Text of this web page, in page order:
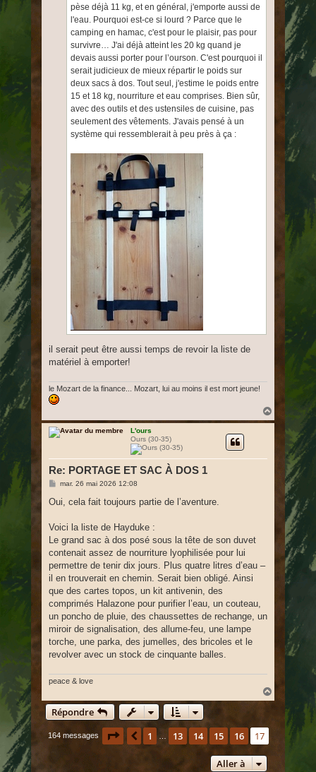
pèse déjà 11 kg, et en général, j'emporte aussi de
l'eau. Pourquoi est-ce si lourd ? Parce que le
camping en hamac, c'est pour le plaisir, pas pour
survivre… J'ai déjà atteint les 20 kg quand je
devais aussi porter pour l’ourson. C'est pourquoi il
serait judicieux de mieux répartir le poids sur
deux sacs à dos. Tout seul, j'estime le poids entre
15 et 18 kg, nourriture et eau comprises. Bien sûr,
avec des outils et des ustensiles de cuisine, pas
seulement des vêtements. J'avais pensé à un
système qui ressemblerait à peu près à ça :
il serait peut être aussi temps de revoir la liste de
matériel à emporter!
le Mozart de la finance... Mozart, lui au moins il est mort jeune!
a
L'ours
Ours (30-35)
Re: PORTAGE ET SAC À DOS 1
M
s
g
mar. 26 mai 2026 12:08
Oui, cela fait toujours partie de l’aventure.
Voici la liste de Hayduke :
Le grand sac à dos posé sous la tête de son duvet
contenait assez de nourriture lyophilisée pour lui
permettre de tenir dix jours. Plus quatre litres d’eau –
il en trouverait en chemin. Serait bien obligé. Ainsi
que des cartes topos, un kit antivenin, des
comprimés Halazone pour purifier l’eau, un couteau,
un poncho de pluie, des chaussettes de rechange, un
miroir de signalisation, des allume-feu, une lampe
torche, une parka, des jumelles, des bricoles et le
revolver avec un stock de cinquante balles.
peace & love
H
a
Répondre
164 messages Page 17 sur 17
Précédente
1 13 14 15 16 17
Aller à